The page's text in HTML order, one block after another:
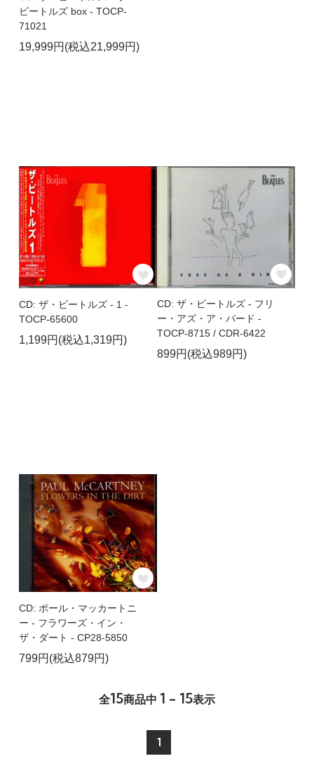
ビートルズ box - TOCP-
71021
19,999円(税込21,999円)
CD: ザ・ビートルズ - 1 -
TOCP-65600
1,199円(税込1,319円)
CD: ザ・ビートルズ - フリ
ー・アズ・ア・バード -
TOCP-8715 / CDR-6422
899円(税込989円)
CD: ポール・マッカートニ
ー - フラワーズ・イン・
ザ・ダート - CP28-5850
799円(税込879円)
全15商品中 1 - 15表示
1